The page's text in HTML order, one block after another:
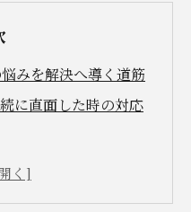
みを解決へ導く道筋
に直面した時の対応
握するための第一歩